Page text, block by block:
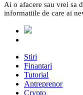
Ai o afacere sau vrei sa
informatiile de care ai
Stiri
Finantari
Tutorial
Antreprenor
Crypto